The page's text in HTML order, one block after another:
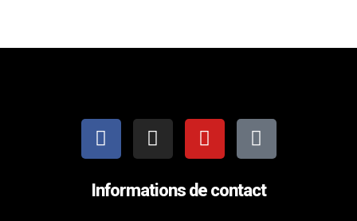
Informations de contact